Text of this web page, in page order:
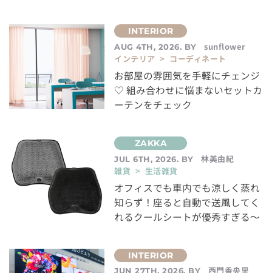
AUG 4TH, 2026. BY
sunflower
インテリア > コーディネート
お部屋の雰囲気を手軽にチェンジ
♡ 組み合わせに悩まないセットカ
ーテンをチェック
JUL 6TH, 2026. BY
林美由紀
雑貨 > 生活雑貨
オフィスでも車内でも涼しく蒸れ
知らず！座ると自動で送風してく
れるクールシートが優秀すぎる～
JUN 27TH, 2026. BY
西門香央里